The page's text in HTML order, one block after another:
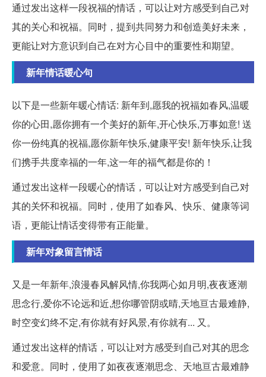
通过发出这样一段祝福的情话，可以让对方感受到自己对
其的关心和祝福。同时，提到共同努力和创造美好未来，
更能让对方意识到自己在对方心目中的重要性和期望。
新年情话暖心句
以下是一些新年暖心情话: 新年到,愿我的祝福如春风,温暖
你的心田,愿你拥有一个美好的新年,开心快乐,万事如意! 送
你一份纯真的祝福,愿你新年快乐,健康平安! 新年快乐,让我
们携手共度幸福的一年,这一年的福气都是你的！
通过发出这样一段暖心的情话，可以让对方感受到自己对
其的关怀和祝福。同时，使用了如春风、快乐、健康等词
语，更能让情话变得带有正能量。
新年对象留言情话
又是一年新年,浪漫春风解风情,你我两心如月明,夜夜逐潮
思念行,爱你不论远和近,想你哪管阴或晴,天地亘古最难静,
时空变幻终不定,有你就有好风景,有你就有... 又。
通过发出这样的情话，可以让对方感受到自己对其的思念
和爱意。同时，使用了如夜夜逐潮思念、天地亘古最难静